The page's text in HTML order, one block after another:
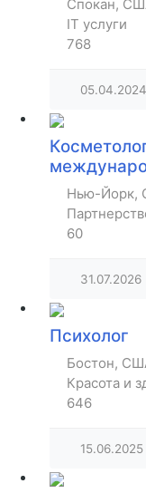
Спокан,
IT услуги
768
05.04.2024
Нью-Йорк,
60
31.07.2026
Психолог
Бостон,
Красота и
646
15.06.2025